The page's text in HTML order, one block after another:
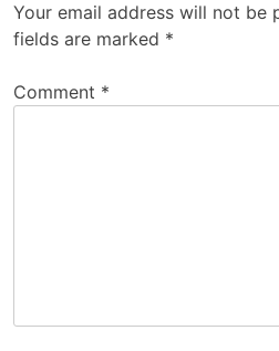
Your email address will not be
fields are marked *
Comment *